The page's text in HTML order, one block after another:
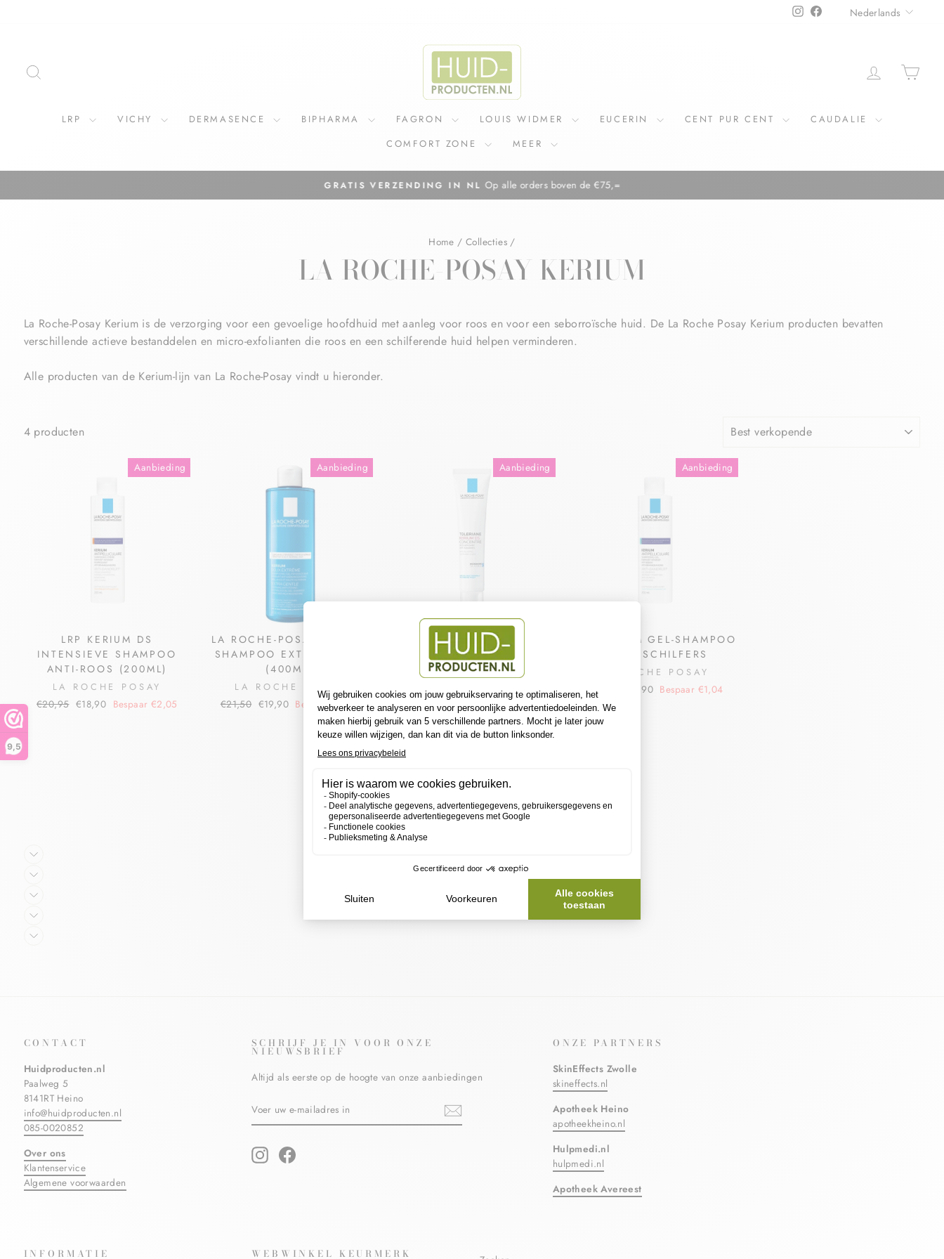
9,5
InstagramFacebookTAAL
Nederlands
LRP VICHY DERMASENCE BIPHARMA FAGRON LOUIS WIDMER EUCERIN CENT PUR CENT
CAUDALIE
COMFORT ZONE
MEER
Diavoorstelling
GRATIS VERZENDING IN NL Op alle orders boven de €75,=
Home / Collecties /
LA ROCHE-POSAY KERIUM
La Roche-Posay Kerium is de verzorging voor een gevoelige hoofdhuid met aanleg voor roos en voor een seborroïsche huid. De La Roche Posay Kerium producten bevatten
verschillende actieve bestanddelen en micro-exfolianten die roos en een schilferende huid helpen verminderen.
Alle producten van de Kerium-lijn van La Roche-Posay vindt u hieronder.
4 producten
Aanbieding
LRP KERIUM DS
INTENSIEVE SHAMPOO
ANTI-ROOS (200ML)
LA ROCHE POSAY
€20,95 €18,90 Bespaar €2,05
Aanbieding
LA ROCHE-POSAY KERIUM
SHAMPOO EXTRA ZACHT
(400ML)
LA ROCHE POSAY
€21,50 €19,90 Bespaar €1,60
Aanbieding
LA ROCHE POSAY
TOLERIANE KERIUM DS
CREME
€16,50 €14,90 Bespaar €1,60
Aanbieding
LRP KERIUM GEL-SHAMPOO
VETTE SCHILFERS
LA ROCHE POSAY
€17,94 €16,90 Bespaar €1,04
CONTACT
Huidproducten.nl
Paalweg 5
8141RT Heino
info@huidproducten.nl
085-0020852
Over ons
Klantenservice
Algemene voorwaarden
SCHRIJF JE IN VOOR ONZE
NIEUWSBRIEF
Altijd als eerste op de hoogte van onze aanbiedingen
UW
E-
IN InstagramFacebook
ONZE PARTNERS
SkinEffects Zwolle
skineffects.nl
Apotheek Heino
apotheekheino.nl
Hulpmedi.nl
hulpmedi.nl
Apotheek Avereest
INFORMATIE WEBWINKEL KEURMERK